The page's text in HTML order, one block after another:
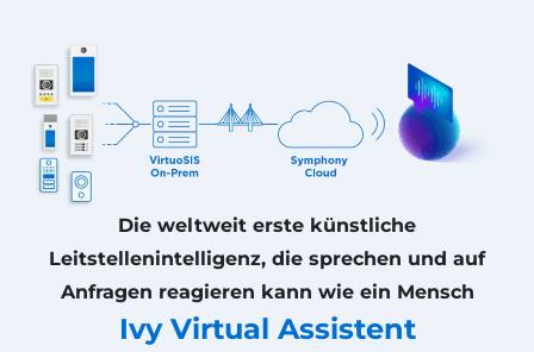
Die weltweit erste künstliche
Leitstellenintelligenz, die sprechen und auf
Anfragen reagieren kann wie ein Mensch
Ivy Virtual Assistent